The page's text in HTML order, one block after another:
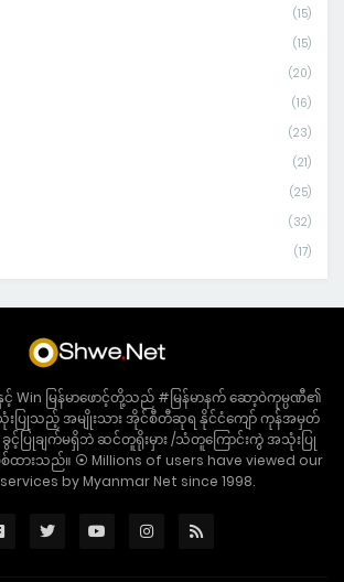
(15)
(15)
(20)
(16)
(23)
(21)
(25)
(32)
(17)
Win မြန်မာဖောင့်တို့သည် #မြန်မာနက် ဆော့ဝဲကုမ္ပဏီ၏
ပြုသည့် အမျိုးသား အိုင်စီတီဆုရ နိုင်ငံကျော် ကုန်အမှတ်
င့်ပြုချက်မရှိဘဲ ဆင်တူရိုးမှား /သံတူကြောင်းကွဲ အသုံးပြု
စ်ထားသည်။ ⦿ Millions of users have viewed our
by Myanmar Net since 1998.